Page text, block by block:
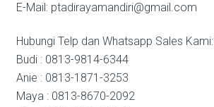
E-Mail: ptadirayamandiri@gmail.com
Hubungi Telp dan Whatsapp Sales Kami:
Budi : 0813-9814-6344
Anie : 0813-1871-3253
Maya : 0813-8670-2092